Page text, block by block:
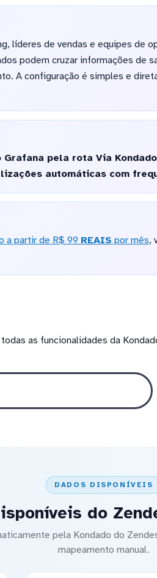
líderes de vendas e equipes de
podem cruzar informações de
A configuração é simples e
Grafana pela rota Via
automáticas com
a partir de R$ 99 REAIS por mês,
as funcionalidades da
DADOS DISPONÍVEIS
do
pela Kondado do
mapeamento manual.